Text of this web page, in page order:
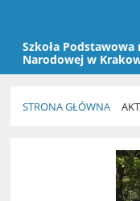
Szkoła
Narodowej w
STRONA GŁÓWNA